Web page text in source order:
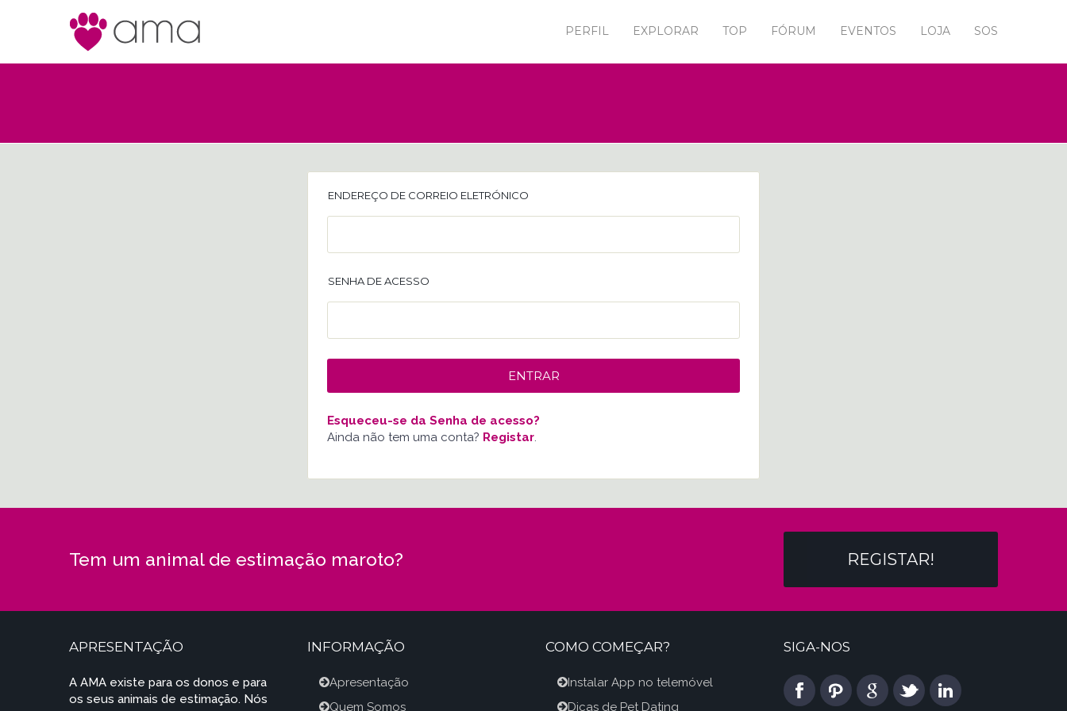
PERFIL EXPLORAR TOP FÓRUM EVENTOS LOJA SOS
ENDEREÇO DE CORREIO ELETRÓNICO
SENHA DE ACESSO
Esqueceu-se da Senha de acesso?
Ainda não tem uma conta? Registar.
Tem um animal de estimação maroto? REGISTAR!
APRESENTAÇÃO
A AMA existe para os donos e para
os seus animais de estimação. Nós
INFORMAÇÃO
Apresentação
Quem Somos
COMO COMEÇAR?
Instalar App no telemóvel
Dicas de Pet Dating
SIGA-NOS